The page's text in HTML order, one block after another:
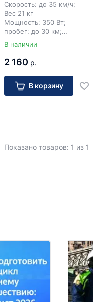
Скорость: до 35 км/ч;
Вес 21 кг
Мощность: 350 Вт;
пробег: до 30 км;
нагрузка: до 120 кг;
диаметр колёс: 10".
В наличии
2 160 р.
В корзину
Показано товаров: 1 из 1